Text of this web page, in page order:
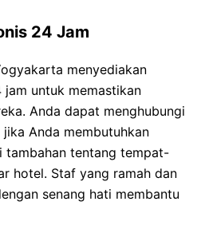
24 Jam
menyediakan
jam untuk memastikan
Anda dapat menghubungi
Anda membutuhkan
tambahan tentang tempat-
hotel. Staf yang ramah dan
senang hati membantu